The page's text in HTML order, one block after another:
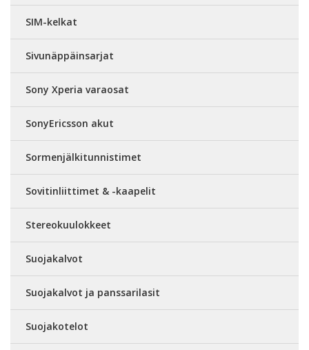
SIM-kelkat
Sivunäppäinsarjat
Sony Xperia varaosat
SonyEricsson akut
Sormenjälkitunnistimet
Sovitinliittimet & -kaapelit
Stereokuulokkeet
Suojakalvot
Suojakalvot ja panssarilasit
Suojakotelot